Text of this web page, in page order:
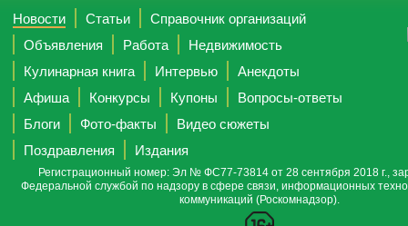
Новости Статьи
Справочник организаций
Объявления
Работа
Недвижимость
Кулинарная книга
Интервью
Анекдоты
Афиша
Конкурсы Купоны
Вопросы-ответы
Блоги
Фото-факты
Видео сюжеты
Поздравления
Издания
Регистрационный номер: Эл № ФС77-73814 от 28 сентября 2018 г.,
Федеральной службой по надзору в сфере связи, информационных
коммуникаций (Роскомнадзор).